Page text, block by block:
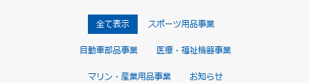
全て表示 スポーツ用品事業
自動車部品事業 医療・福祉機器事業
マリン・産業用品事業 お知らせ